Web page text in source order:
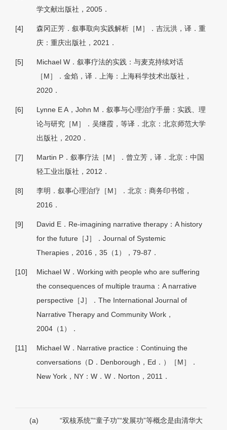
学文献出版社，2005．
[4]
森冈正芳．叙事取向实践解析［M］．吉沅洪，译．重
庆：重庆出版社，2021．
[5]
Michael W．叙事疗法的实践：与麦克持续对话
［M］．金焰，译．上海：上海科学技术出版社，
2020．
[6]
Lynne E A，John M．叙事与心理治疗手册：实践、理
论与研究［M］．吴继霞，等译．北京：北京师范大学
出版社，2020．
[7]
Martin P．叙事疗法［M］．曾立芳，译．北京：中国
轻工业出版社，2012．
[8]
李明．叙事心理治疗［M］．北京：商务印书馆，
2016．
[9]
David E．Re-imagining narrative therapy：A history
for the future［J］．Journal of Systemic
Therapies，2016，35（1），79-87．
[10]
Michael W．Working with people who are suffering
the consequences of multiple trauma：A narrative
perspective［J］．The International Journal of
Narrative Therapy and Community Work，
2004（1）．
[11]
Michael W．Narrative practice：Continuing the
conversations（D．Denborough，Ed．）［M］．
New York，NY：W．W．Norton，2011．
(a)
“双核系统”“童子功”“发展功”等概念是由清华大